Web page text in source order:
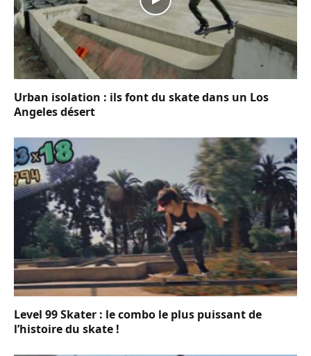
Urban isolation : ils font du skate dans un Los
Angeles désert
Level 99 Skater : le combo le plus puissant de
l’histoire du skate !